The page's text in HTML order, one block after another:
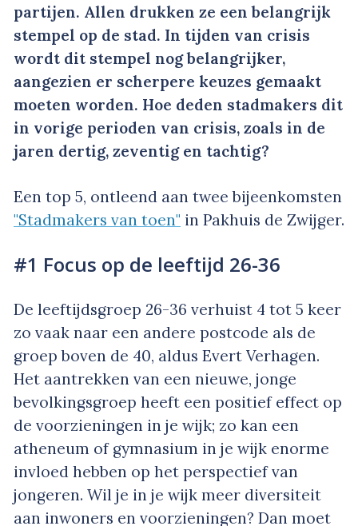
partijen. Allen drukken ze een belangrijk
stempel op de stad. In tijden van crisis
wordt dit stempel nog belangrijker,
aangezien er scherpere keuzes gemaakt
moeten worden. Hoe deden stadmakers dit
in vorige perioden van crisis, zoals in de
jaren dertig, zeventig en tachtig?
Een top 5, ontleend aan twee bijeenkomsten
"Stadmakers van toen" in Pakhuis de Zwijger.
#1 Focus op de leeftijd 26-36
De leeftijdsgroep 26-36 verhuist 4 tot 5 keer
zo vaak naar een andere postcode als de
groep boven de 40, aldus Evert Verhagen.
Het aantrekken van een nieuwe, jonge
bevolkingsgroep heeft een positief effect op
de voorzieningen in je wijk; zo kan een
atheneum of gymnasium in je wijk enorme
invloed hebben op het perspectief van
jongeren. Wil je in je wijk meer diversiteit
aan inwoners en voorzieningen? Dan moet